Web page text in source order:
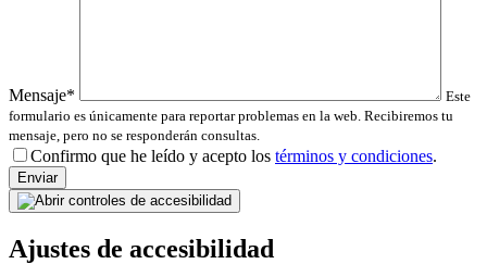
Mensaje*
Este
formulario es únicamente para reportar problemas en la web. Recibiremos tu
mensaje, pero no se responderán consultas.
Confirmo que he leído y acepto los términos y condiciones.
Ajustes de accesibilidad